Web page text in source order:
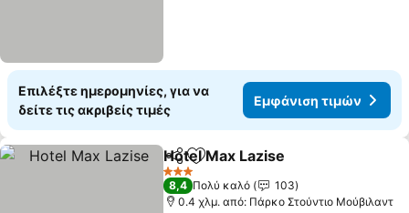
Επιλέξτε ημερομηνίες, για να
δείτε τις ακριβείς τιμές
Εμφάνιση τιμών
Κοινοποίηση
Προσθήκη στα αγαπημένα
Hotel Max Lazise
3 Αστέρια
8,4 Πολύ καλό
103
0.4 χλμ. από: Πάρκο Στούντιο Μούβιλαντ